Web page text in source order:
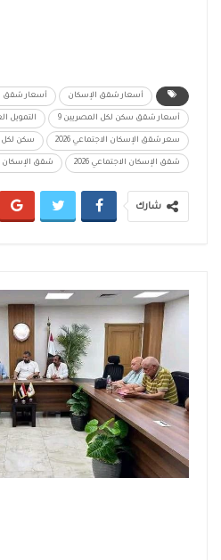
أسعار شقق الإسكان أسعار شقق
أسعار شقق سكن لكل المصريين 9 التمويل
سعر شقق الإسكان الاجتماعي 2026 سكن لكل
شقق الإسكان الاجتماعي 2026 شقق الإسكان
شارك